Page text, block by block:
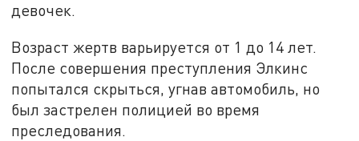
девочек.
Возраст жертв варьируется от 1 до 14 лет.
После совершения преступления Элкинс
попытался скрыться, угнав автомобиль, но
был застрелен полицией во время
преследования.